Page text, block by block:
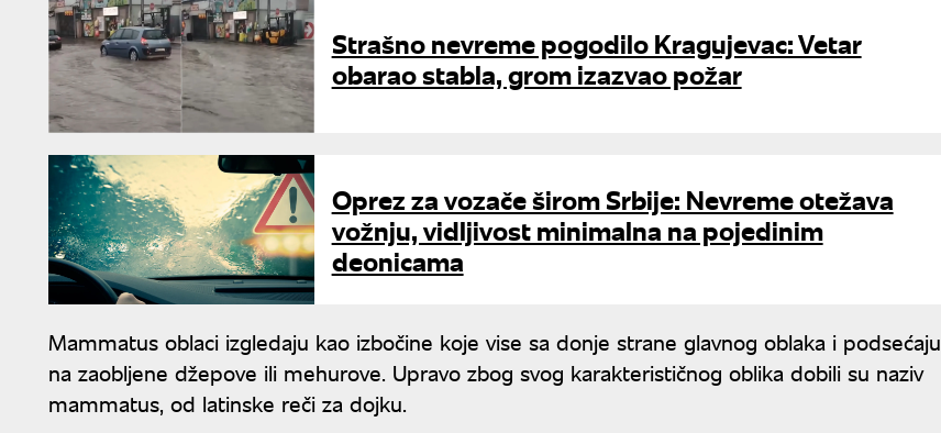
Strašno nevreme pogodilo Kragujevac: Vetar
obarao stabla, grom izazvao požar
Oprez za vozače širom Srbije: Nevreme otežava
vožnju, vidljivost minimalna na pojedinim
deonicama
Mammatus oblaci izgledaju kao izbočine koje vise sa donje strane glavnog oblaka i podsećaju
na zaobljene džepove ili mehurove. Upravo zbog svog karakterističnog oblika dobili su naziv
mammatus, od latinske reči za dojku.